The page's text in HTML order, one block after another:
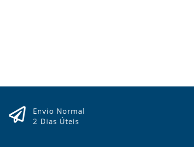
Envio Normal
2 Dias Úteis